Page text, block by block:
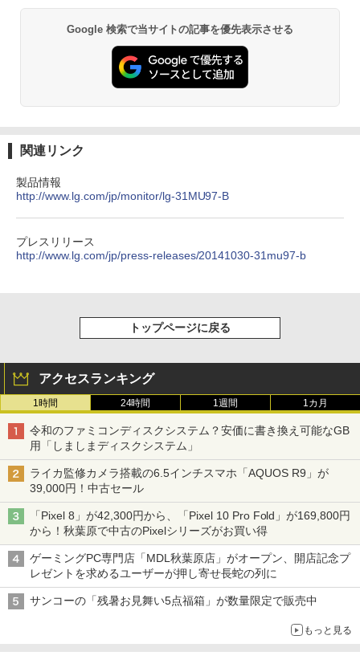
Google 検索で当サイトの記事を優先表示させる
関連リンク
製品情報
http://www.lg.com/jp/monitor/lg-31MU97-B
プレスリリース
http://www.lg.com/jp/press-releases/20141030-31mu97-b
トップページに戻る
アクセスランキング
1時間 24時間 1週間 1カ月
令和のファミコンディスクシステム？安価に書き換え可能なGB
用「しましまディスクシステム」
ライカ監修カメラ搭載の6.5インチスマホ「AQUOS R9」が
39,000円！中古セール
「Pixel 8」が42,300円から、「Pixel 10 Pro Fold」が169,800円
から！秋葉原で中古のPixelシリーズがお買い得
ゲーミングPC専門店「MDL秋葉原店」がオープン、開店記念プ
レゼントを求めるユーザーが押し寄せ長蛇の列に
サンコーの「残暑お見舞い5点福箱」が数量限定で販売中
もっと見る